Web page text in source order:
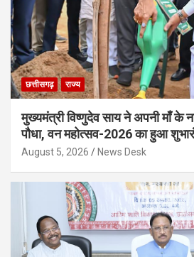
छत्तीसगढ़ राज्य
मुख्यमंत्री विष्णुदेव साय ने अपनी माँ के
पौधा, वन महोत्सव-2026 का हुआ
August 5, 2026 News Desk